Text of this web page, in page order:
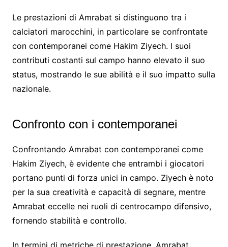
Le prestazioni di Amrabat si distinguono tra i
calciatori marocchini, in particolare se confrontate
con contemporanei come Hakim Ziyech. I suoi
contributi costanti sul campo hanno elevato il suo
status, mostrando le sue abilità e il suo impatto sulla
nazionale.
Confronto con i contemporanei
Confrontando Amrabat con contemporanei come
Hakim Ziyech, è evidente che entrambi i giocatori
portano punti di forza unici in campo. Ziyech è noto
per la sua creatività e capacità di segnare, mentre
Amrabat eccelle nei ruoli di centrocampo difensivo,
fornendo stabilità e controllo.